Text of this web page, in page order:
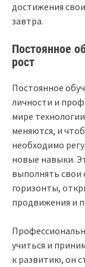
достижения
завтра.
Постоянное
рост
Постоянное
личности и
мире
меняются, и
необходимо
новые навыки.
выполнять свои
горизонты,
продвижения и
учиться и
к развитию, он